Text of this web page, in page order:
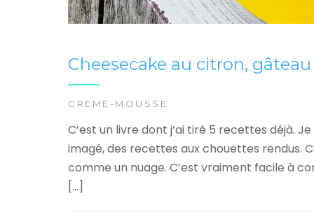
Cheesecake au citron,
CREME-MOUSSE
C’est un livre dont j’ai tiré 5 recettes déjà.
imagé, des recettes aux chouettes rendus.
comme un nuage. C’est vraiment facile à
[…]